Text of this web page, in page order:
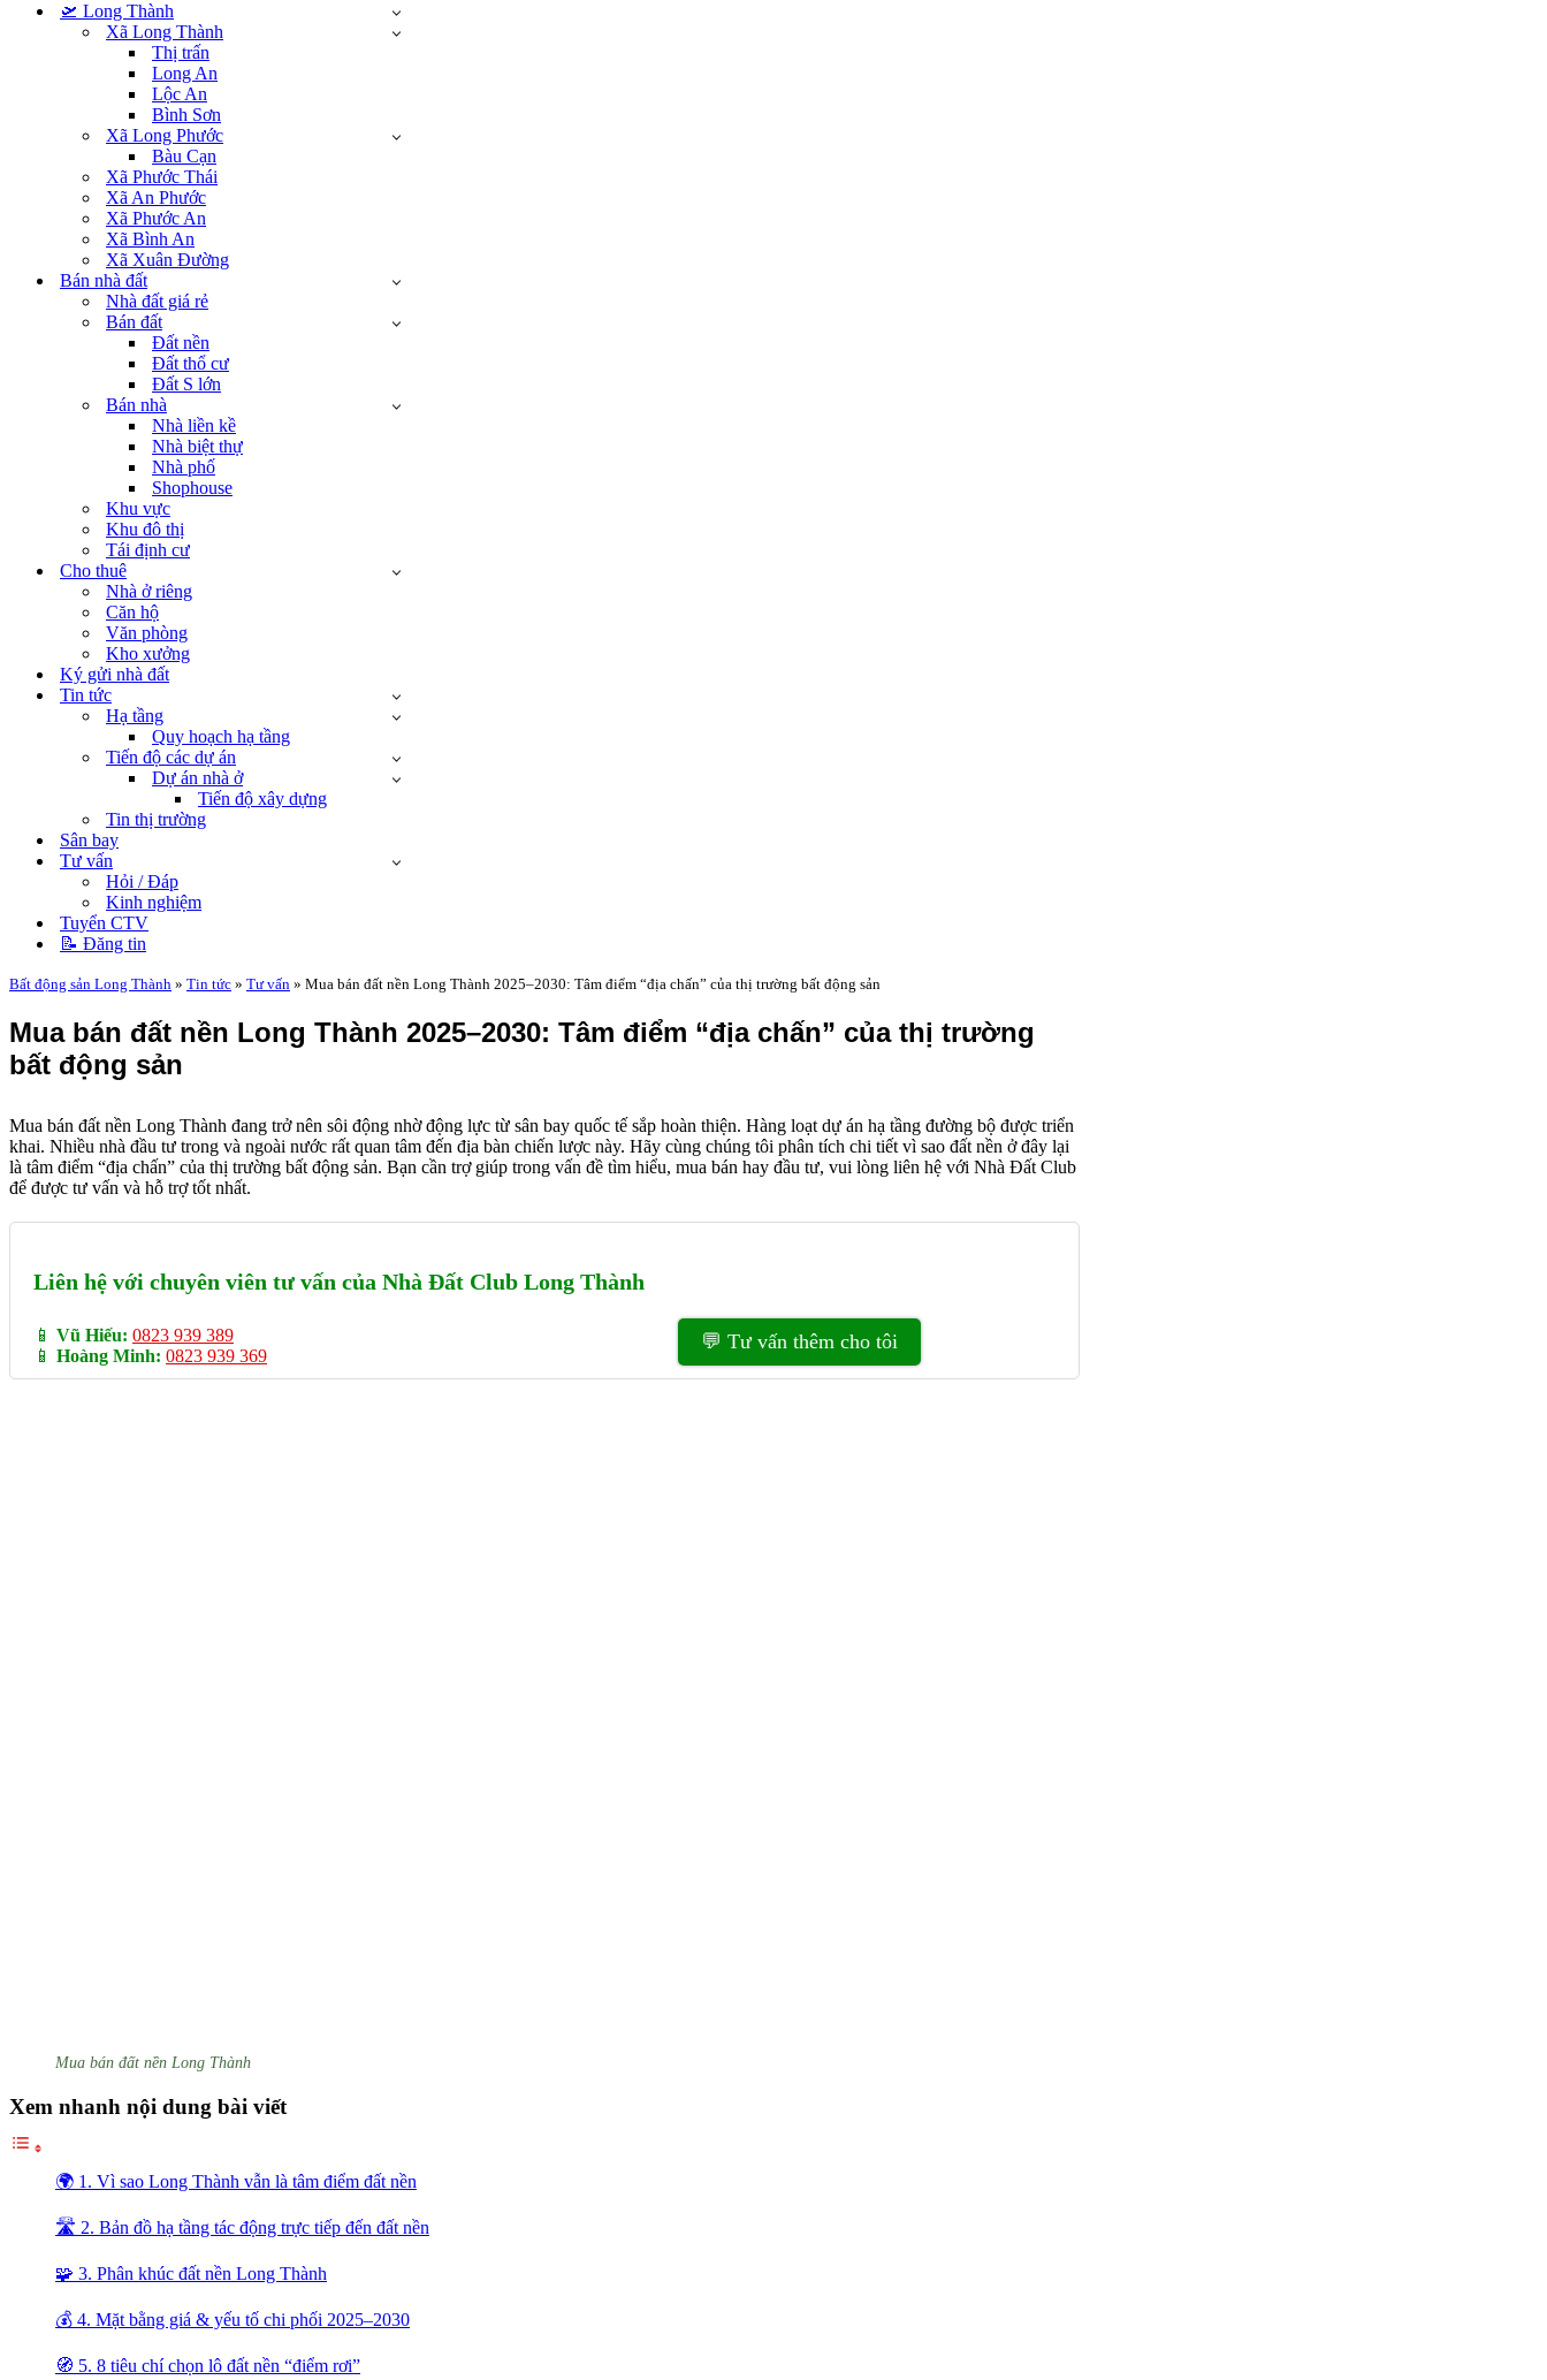
🛫 Long Thành
Xã Long Thành
Thị trấn
Long An
Lộc An
Bình Sơn
Xã Long Phước
Bàu Cạn
Xã Phước Thái
Xã An Phước
Xã Phước An
Xã Bình An
Xã Xuân Đường
Bán nhà đất
Nhà đất giá rẻ
Bán đất
Đất nền
Đất thổ cư
Đất S lớn
Bán nhà
Nhà liền kề
Nhà biệt thự
Nhà phố
Shophouse
Khu vực
Khu đô thị
Tái định cư
Cho thuê
Nhà ở riêng
Căn hộ
Văn phòng
Kho xưởng
Ký gửi nhà đất
Tin tức
Hạ tầng
Quy hoạch hạ tầng
Tiến độ các dự án
Dự án nhà ở
Tiến độ xây dựng
Tin thị trường
Sân bay
Tư vấn
Hỏi / Đáp
Kinh nghiệm
Tuyển CTV
📝 Đăng tin
Bất động sản Long Thành » Tin tức » Tư vấn » Mua bán đất nền Long Thành 2025–2030: Tâm điểm “địa chấn” của thị trường bất động sản
Mua bán đất nền Long Thành 2025–2030: Tâm điểm “địa chấn” của thị trường
bất động sản
Mua bán đất nền Long Thành đang trở nên sôi động nhờ động lực từ sân bay quốc tế sắp hoàn thiện. Hàng loạt dự án hạ tầng đường bộ được triển
khai. Nhiều nhà đầu tư trong và ngoài nước rất quan tâm đến địa bàn chiến lược này. Hãy cùng chúng tôi phân tích chi tiết vì sao đất nền ở đây lại
là tâm điểm “địa chấn” của thị trường bất động sản. Bạn cần trợ giúp trong vấn đề tìm hiểu, mua bán hay đầu tư, vui lòng liên hệ với Nhà Đất Club
để được tư vấn và hỗ trợ tốt nhất.
Liên hệ với chuyên viên tư vấn của Nhà Đất Club Long Thành
📱 Vũ Hiếu: 0823 939 389
📱 Hoàng Minh: 0823 939 369
💬 Tư vấn thêm cho tôi
Mua bán đất nền Long Thành
Xem nhanh nội dung bài viết
🌍 1. Vì sao Long Thành vẫn là tâm điểm đất nền
🛣️ 2. Bản đồ hạ tầng tác động trực tiếp đến đất nền
🧩 3. Phân khúc đất nền Long Thành
💰 4. Mặt bằng giá & yếu tố chi phối 2025–2030
🧭 5. 8 tiêu chí chọn lô đất nền “điểm rơi”